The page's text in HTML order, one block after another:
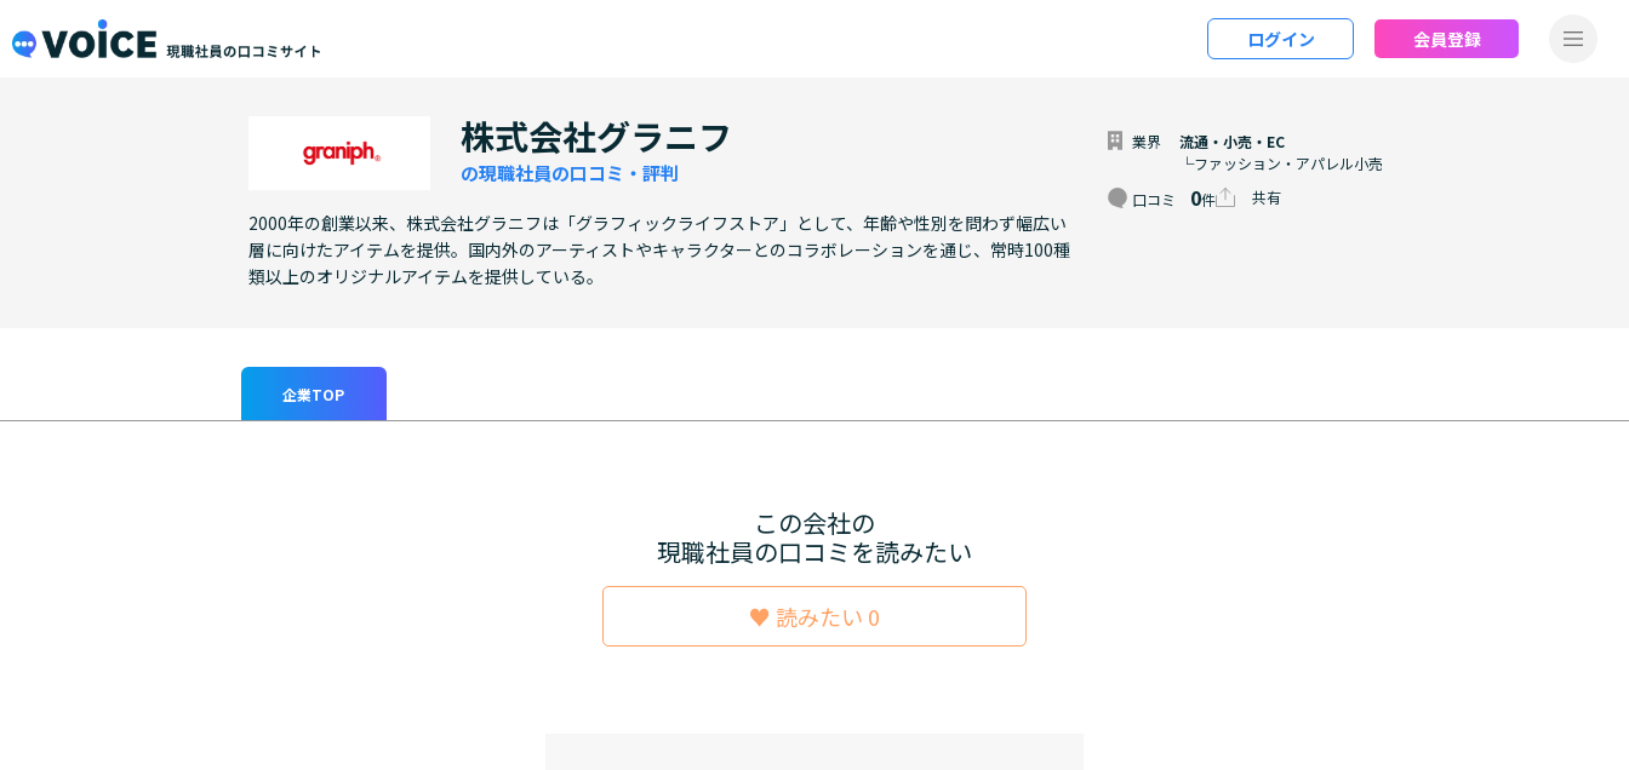
メインコンテンツにスキップ
ログイン 会員登録
株式会社グラニフ
の現職社員の口コミ・評判
2000年の創業以来、株式会社グラニフは「グラフィックライフストア」として、年齢や性別を問わず幅広い
層に向けたアイテムを提供。国内外のアーティストやキャラクターとのコラボレーションを通じ、常時100種
類以上のオリジナルアイテムを提供している。
業界
流通・小売・EC
└ファッション・アパレル小売
口コミ 0件 共有
企業TOP
この会社の
現職社員の口コミを読みたい
♥ 読みたい 0